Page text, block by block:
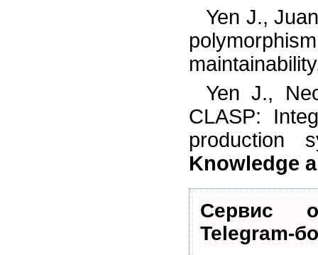
Yen J.,
Yen J.,
CLASP:
production
Knowledge
Сервис
Telegram-